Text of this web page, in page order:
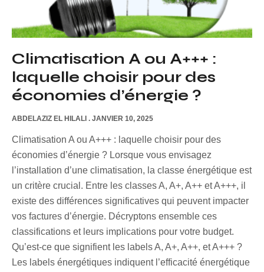
Climatisation A ou A+++ :
laquelle choisir pour des
économies d’énergie ?
ABDELAZIZ EL HILALI JANVIER 10, 2025
Climatisation A ou A+++ : laquelle choisir pour des
économies d’énergie ? Lorsque vous envisagez
l’installation d’une climatisation, la classe énergétique est
un critère crucial. Entre les classes A, A+, A++ et A+++, il
existe des différences significatives qui peuvent impacter
vos factures d’énergie. Décryptons ensemble ces
classifications et leurs implications pour votre budget.
Qu’est-ce que signifient les labels A, A+, A++, et A+++ ?
Les labels énergétiques indiquent l’efficacité énergétique